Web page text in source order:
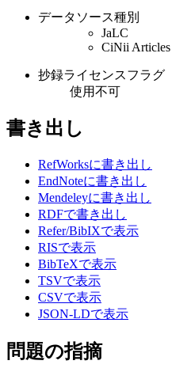
データソース種別
JaLC
CiNii Articles
抄録ライセンスフラグ
使用不可
書き出し
RefWorksに書き出し
EndNoteに書き出し
Mendeleyに書き出し
RDFで書き出し
Refer/BibIXで表示
RISで表示
BibTeXで表示
TSVで表示
CSVで表示
JSON-LDで表示
問題の指摘